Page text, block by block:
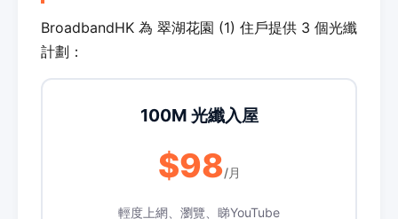
BroadbandHK 為 翠湖花園 (1) 住戶提供 3 個光纖
計劃：
100M 光纖入屋
$98/月
輕度上網、瀏覽、睇YouTube